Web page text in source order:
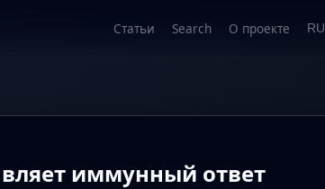
Статьи Search О проекте RU
иммунный ответ